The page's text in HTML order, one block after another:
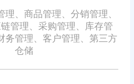
、商品管理、分销管理、
管理、采购管理、库存管
务管理、客户管理、第三方
仓储